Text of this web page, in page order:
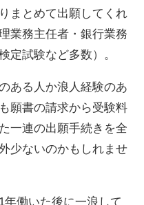
まとめて出願してくれ
業務主任者・銀行業務
定試験など多数）。
ある人か浪人経験のあ
願書の請求から受験料
一連の出願手続きを全
少ないのかもしれませ
年働いた後に一浪して